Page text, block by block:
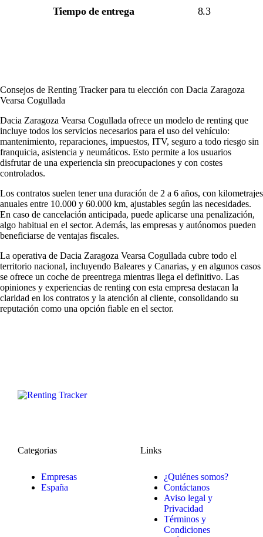
Tiempo de entrega 8.3
Consejos de Renting Tracker para tu elección con Dacia Zaragoza
Vearsa Cogullada
Dacia Zaragoza Vearsa Cogullada ofrece un modelo de renting que
incluye todos los servicios necesarios para el uso del vehículo:
mantenimiento, reparaciones, impuestos, ITV, seguro a todo riesgo sin
franquicia, asistencia y neumáticos. Esto permite a los usuarios
disfrutar de una experiencia sin preocupaciones y con costes
controlados.
Los contratos suelen tener una duración de 2 a 6 años, con kilometrajes
anuales entre 10.000 y 60.000 km, ajustables según las necesidades.
En caso de cancelación anticipada, puede aplicarse una penalización,
algo habitual en el sector. Además, las empresas y autónomos pueden
beneficiarse de ventajas fiscales.
La operativa de Dacia Zaragoza Vearsa Cogullada cubre todo el
territorio nacional, incluyendo Baleares y Canarias, y en algunos casos
se ofrece un coche de preentrega mientras llega el definitivo. Las
opiniones y experiencias de renting con esta empresa destacan la
claridad en los contratos y la atención al cliente, consolidando su
reputación como una opción fiable en el sector.
Categorias
Empresas
España
Links
¿Quiénes somos?
Contáctanos
Aviso legal y
Privacidad
Términos y
Condiciones